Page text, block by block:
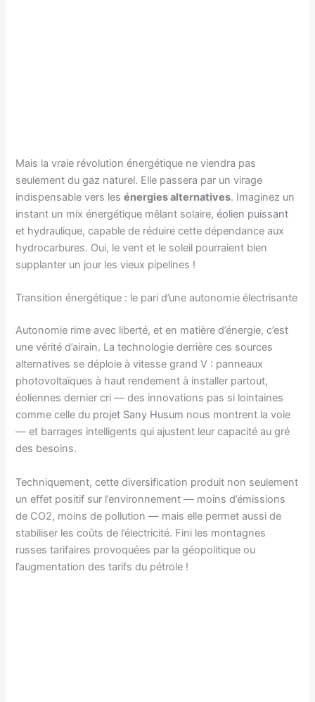
Mais la vraie révolution énergétique ne viendra pas
seulement du gaz naturel. Elle passera par un virage
indispensable vers lesénergies alternatives. Imaginez un
instant un mix énergétique mêlant solaire,éolien puissant
et hydraulique, capable de réduire cette dépendance aux
hydrocarbures. Oui, le vent et le soleil pourraient bien
supplanter un jour les vieux pipelines !
Transition énergétique : le pari d’une autonomie électrisante
Autonomie rime avec liberté, et en matière d’énergie, c’est
une vérité d’airain. La technologie derrière ces sources
alternatives se déploie à vitesse grand V : panneaux
photovoltaïques à haut rendement à installer partout,
éoliennes dernier cri — des innovations pas si lointaines
comme celle du projet Sany Husum nous montrent la voie
— et barrages intelligents qui ajustent leur capacité au gré
des besoins.
Techniquement, cette diversification produit non seulement
un effet positif sur l’environnement — moins d’émissions
de CO2, moins de pollution — mais elle permet aussi de
stabiliser les coûts de l’électricité. Fini les montagnes
russes tarifaires provoquées par la géopolitique ou
l’augmentation des tarifs du pétrole !